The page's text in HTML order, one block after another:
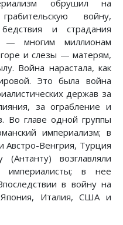
обрушил на
войну,
и страдания
— многим миллионам
и слезы — матерям,
Война нарастала, как
Это была война
держав за
за ограбление и
Во главе одной группы
империализм; в
Австро-Венгрия, Турция
возглавляли
империалисты; в нее
в войну на
Япония, Италия, США и